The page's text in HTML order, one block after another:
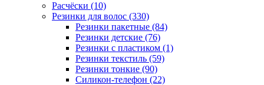
Расчёски (10)
Резинки для волос (330)
Резинки пакетные (84)
Резинки детские (76)
Резинки с пластиком (1)
Резинки текстиль (59)
Резинки тонкие (90)
Силикон-телефон (22)